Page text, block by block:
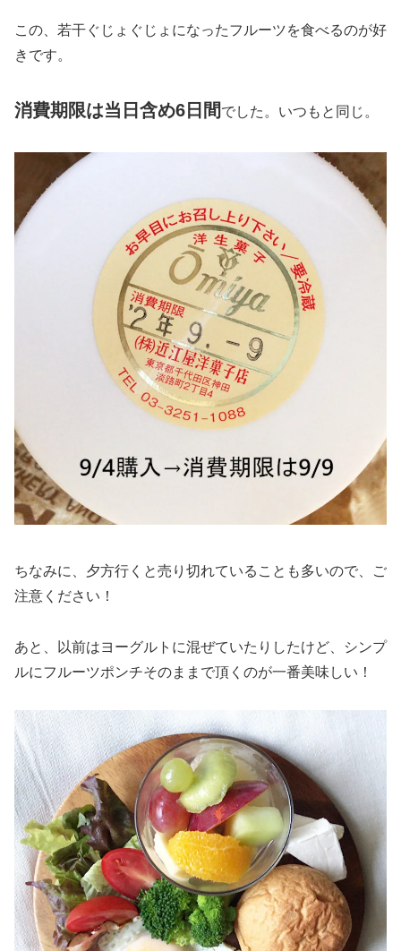
この、若干ぐじょぐじょになったフルーツを食べるのが好
きです。
消費期限は当日含め6日間 でした。いつもと同じ。
ちなみに、夕方行くと売り切れていることも多いので、ご
注意ください！
あと、以前はヨーグルトに混ぜていたりしたけど、シンプ
ルにフルーツポンチそのままで頂くのが一番美味しい！